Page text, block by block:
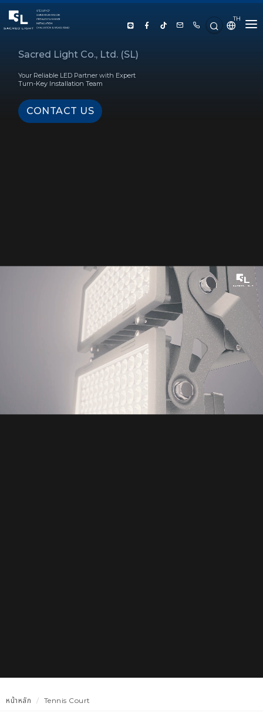
TH
HOME
ABOUT US
PRODUCT
Sacred Light Co., Ltd. (SL)
Your Reliable LED Partner with Expert
Turn-Key Installation Team
CONTACT US
หน้าหลัก Tennis Court